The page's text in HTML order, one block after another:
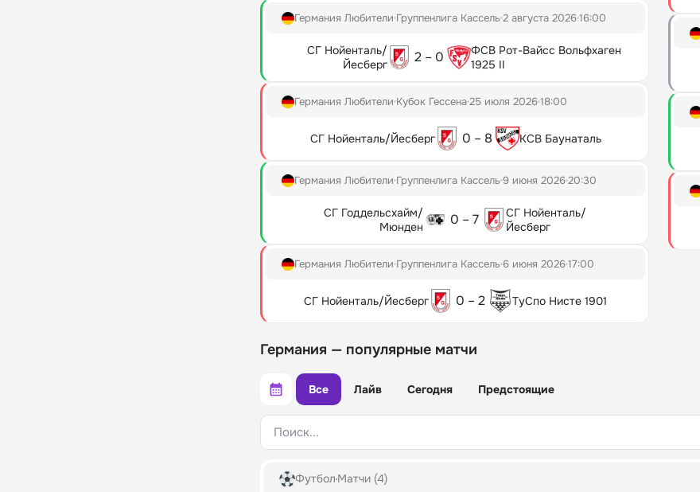
Германия Любители Группенлига Кассель 2 августа 202616:00
СГ Нойенталь/
Йесберг
2 – 0
ФСВ Рот-Вайсс Вольфхаген
1925 II
Германия Любители Кубок Гессена25 июля 202618:00
СГ Нойенталь/Йесберг 0 – 8 КСВ Баунаталь
Германия Любители Группенлига Кассель 9 июня 202620:30
СГ Годдельсхайм/
Мюнден
0 – 7
СГ Нойенталь/
Йесберг
Германия Любители Группенлига Кассель 6 июня 202617:00
СГ Нойенталь/Йесберг 0 – 2 ТуСпо Нисте 1901
Германия — популярные матчи
Все Лайв Сегодня Предстоящие
Поиск...
Футбол Матчи (4)